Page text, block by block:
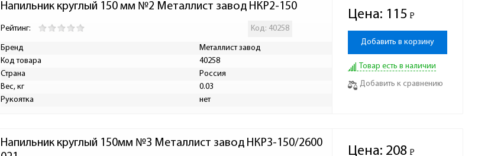
Напильник круглый 150 мм №2 Металлист завод НКР2-150
Рейтинг: Код: 40258
Бренд
Металлист завод
Код товара
40258
Страна
Россия
Вес, кг
0.03
Рукоятка
нет
Цена: 115 Р
-
Добавить в корзину
Товар есть в наличии
Добавить к сравнению
Напильник круглый 150мм №3 Металлист завод НКР3-150/2600
Цена: 208 Р